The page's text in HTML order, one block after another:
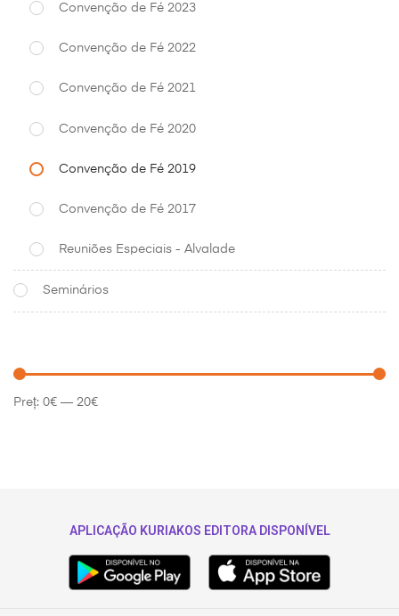
Convenção de Fé 2023
Convenção de Fé 2022
Convenção de Fé 2021
Convenção de Fé 2020
Convenção de Fé 2019
Convenção de Fé 2017
Reuniões Especiais - Alvalade
Seminários
Preț: 0€ — 20€
APLICAÇÃO KURIAKOS EDITORA DISPONÍVEL